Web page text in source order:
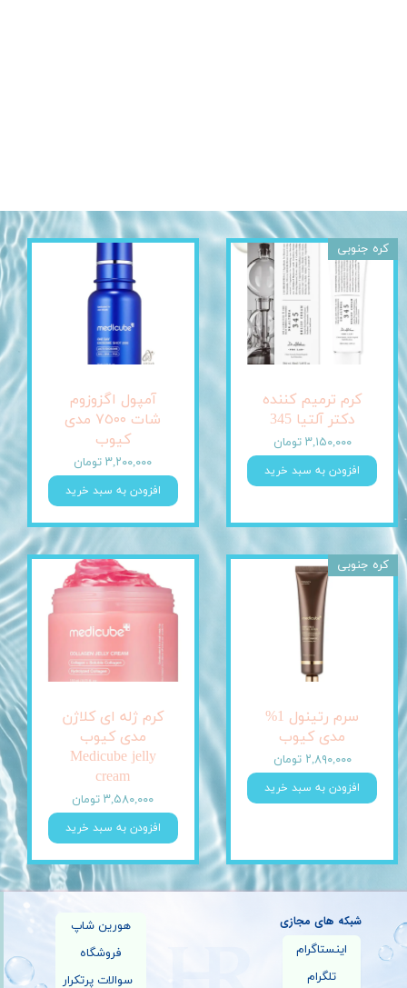
کرم ترمیم کننده
دکتر آلتیا 345
۳,۱۵۰,۰۰۰ تومان
افزودن به سبد خرید
کره جنوبی
آمپول اگزوزوم
شات ٧٥٠٠ مدی
کیوب
۳,۲۰۰,۰۰۰ تومان
افزودن به سبد خرید
سرم رتینول 1%
مدی کیوب
۲,۸۹۰,۰۰۰ تومان
افزودن به سبد خرید
کره جنوبی
کرم ژله ای کلاژن
مدی کیوب
Medicube jelly
cream
۳,۵۸۰,۰۰۰ تومان
افزودن به سبد خرید
هورین شاپ
فروشگاه
سوالات پرتکرار
اینستاگرام
تلگرام
شبکه های مجازی